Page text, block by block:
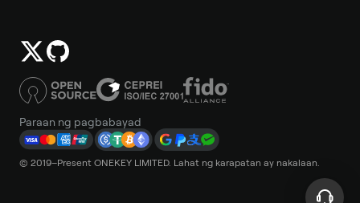
Paraan ng pagbabayad
© 2019–Present ONEKEY LIMITED. Lahat ng karapatan ay nakalaan.